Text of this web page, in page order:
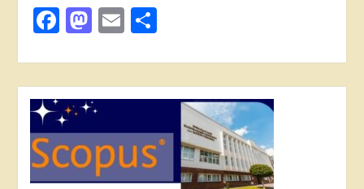
Facebook
Mastodon
EmailПоділитися